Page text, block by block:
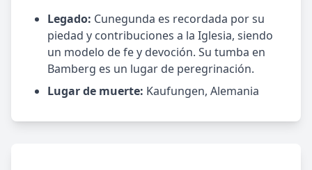
Legado: Cunegunda es recordada por su
piedad y contribuciones a la Iglesia, siendo
un modelo de fe y devoción. Su tumba en
Bamberg es un lugar de peregrinación.
Lugar de muerte: Kaufungen, Alemania